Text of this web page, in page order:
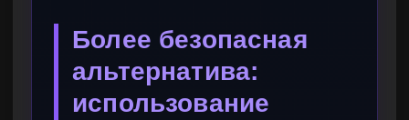
Более безопасная
альтернатива:
использование